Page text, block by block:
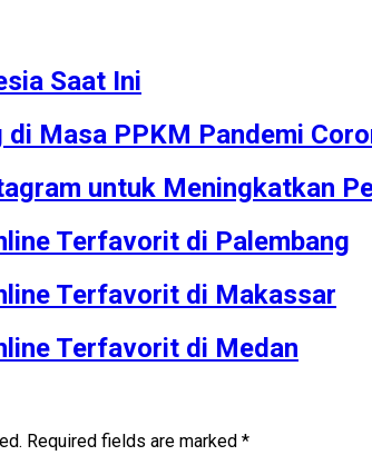
Saat Ini
Masa PPKM Pandemi
untuk Meningkatkan
Terfavorit di Palembang
Terfavorit di Makassar
Terfavorit di Medan
Required fields are marked *